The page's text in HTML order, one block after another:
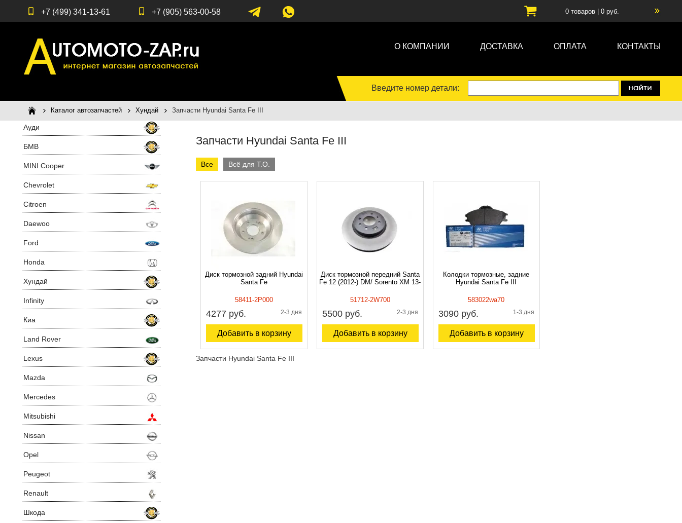
+7 (499) 341-13-61 +7 (905) 563-00-58 0товаров | 0руб.
О КОМПАНИИ ДОСТАВКА ОПЛАТА КОНТАКТЫ
Введите номер детали:
Каталог автозапчастей Хундай Запчасти Hyundai Santa Fe III
Ауди
БМВ
MINI Cooper
Chevrolet
Citroen
Daewoo
Ford
Honda
Хундай
Infinity
Киа
Land Rover
Lexus
Mazda
Mercedes
Mitsubishi
Nissan
Opel
Peugeot
Renault
Шкода
Запчасти Hyundai Santa Fe III
Все Всё для Т.О.
Диск тормозной задний Hyundai
Santa Fe
58411-2P000
4277 руб. 2-3 дня
Добавить в корзину
Диск тормозной передний Santa
Fe 12 (2012-) DM/ Sorento XM 13-
51712-2W700
5500 руб. 2-3 дня
Добавить в корзину
Колодки тормозные, задние
Hyundai Santa Fe III
583022wa70
3090 руб. 1-3 дня
Добавить в корзину
Запчасти Hyundai Santa Fe III